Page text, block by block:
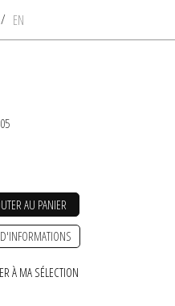
/ EN
AU PANIER
À MA SÉLECTION